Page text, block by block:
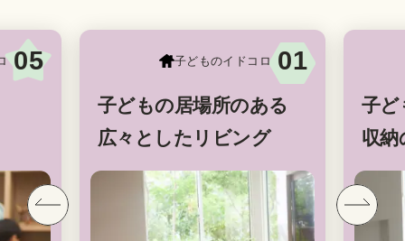
05 子どものイドコロ 01
子どもの居場所のある
広々としたリビング
子ど
収納